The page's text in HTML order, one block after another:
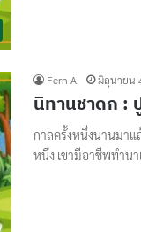
Fern A. มิถุนายน
นิทานชาดก :
กาลครั้งหนึ่งนานมา
หนึ่ง เขามีอาชีพทำนา